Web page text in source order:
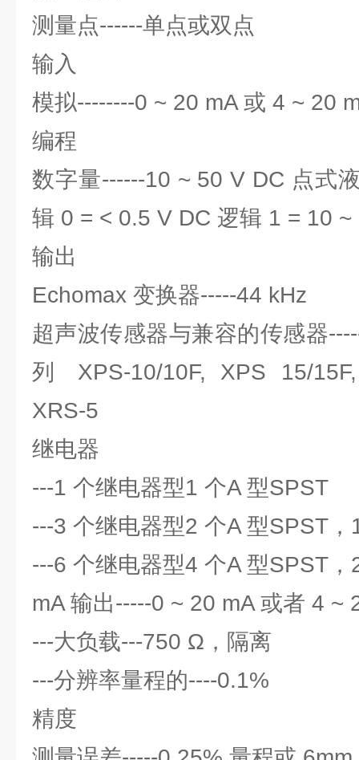
测量点------单点或双点
输入
模拟--------0 ~ 20 mA 或 4 ~ 20
编程
数字量------10 ~ 50 V DC 点式
辑 0 = < 0.5 V DC 逻辑 1 = 10
输出
Echomax 变换器-----44 kHz
超声波传感器与兼容的传感器
列 XPS-10/10F, XPS 15/
XRS-5
继电器
---1 个继电器型1 个A 型SPST
---3 个继电器型2 个A 型SPST
---6 个继电器型4 个A 型SPST
mA 输出-----0 ~ 20 mA 或者 4 ~
---大负载---750 Ω，隔离
---分辨率量程的----0.1%
精度